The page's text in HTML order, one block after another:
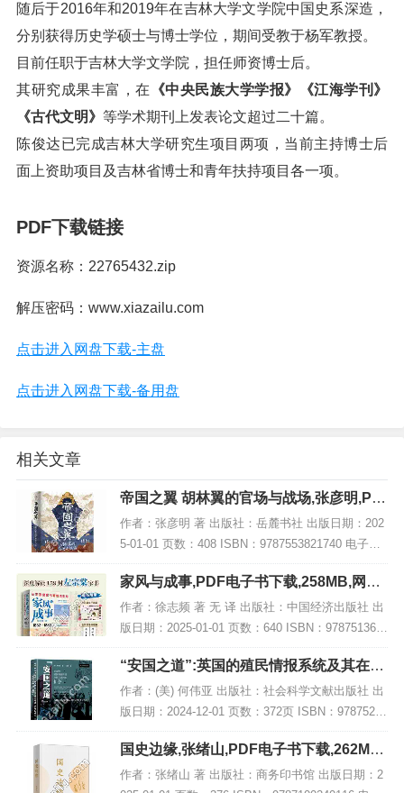
随后于2016年和2019年在吉林大学文学院中国史系深造，
分别获得历史学硕士与博士学位，期间受教于杨军教授。
目前任职于吉林大学文学院，担任师资博士后。
其研究成果丰富，在 《中央民族大学学报》《江海学刊》
《古代文明》 等学术期刊上发表论文超过二十篇。
陈俊达已完成吉林大学研究生项目两项，当前主持博士后
面上资助项目及吉林省博士和青年扶持项目各一项。
PDF下载链接
资源名称：22765432.zip
解压密码：www.xiazailu.com
点击进入网盘下载-主盘
点击进入网盘下载-备用盘
相关文章
帝国之翼 胡林翼的官场与战场,张彦明,PD
F电子书网盘下载
作者：张彦明 著 出版社：岳麓书社 出版日期：202
5-01-01 页数：408 ISBN：9787553821740 电子书
大小：219MB [高清扫描版PDF格式] 内容简介 本书
聚焦于...
家风与成事,PDF电子书下载,258MB,网盘
资源
作者：徐志频 著 无 译 出版社：中国经济出版社 出
版日期：2025-01-01 页数：640 ISBN：978751367
9237 电子书大小：258MB [高清扫描版PDF格式] 内
容简...
“安国之道”:英国的殖民情报系统及其在亚
洲的扩张,PDF下载
作者：(美) 何伟亚 出版社：社会科学文献出版社 出
版日期：2024-12-01 页数：372页 ISBN：97875228
32937 电子书大小：187MB [高清扫描版PDF格式]
内容...
国史边缘,张绪山,PDF电子书下载,262MB,
网盘资源
作者：张绪山 著 出版社：商务印书馆 出版日期：2